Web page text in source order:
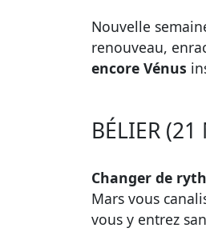
Nouvelle
renouveau,
encore Vénus
BÉLIER (21
Changer de
Mars vous
vous y entrez